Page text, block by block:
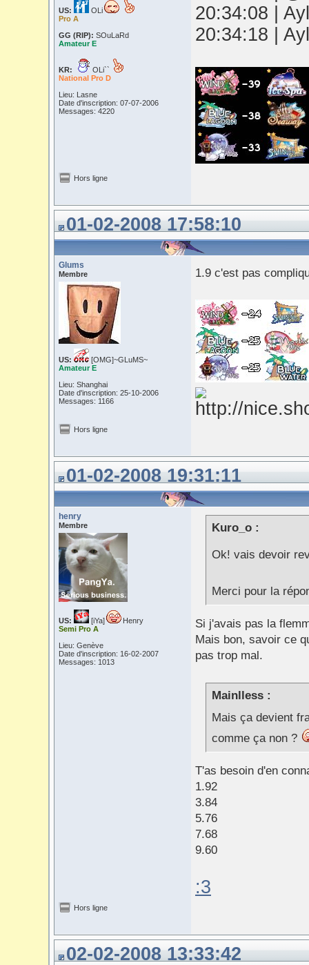
US:
OLi
Pro A
GG (RIP): SOuLaRd
Amateur E
KR:
OLi``
National Pro D
Lieu: Lasne
Date d'inscription: 07-07-2006
Messages: 4220
20:34:08 |
20:34:18 |
Hors ligne
01-02-2008 17:58:10
Glums
Membre
US:
[OMG]~GLuMS~
Amateur E
Lieu: Shanghai
Date d'inscription: 25-10-2006
Messages: 1166
1.9 c'est pas
Hors ligne
01-02-2008 19:31:11
henry
Membre
US: [iYa]
Henry
Semi Pro A
Lieu: Genève
Date d'inscription: 16-02-2007
Messages: 1013
Kuro_o :
Ok! vais devoir
Merci pour la
Si j'avais pas la
Mais bon, savoir ce
pas trop mal.
Mainlless :
Mais ça devient
comme ça non ?
T'as besoin d'en
1.92
3.84
5.76
7.68
9.60
:3
Hors ligne
02-02-2008 13:33:42